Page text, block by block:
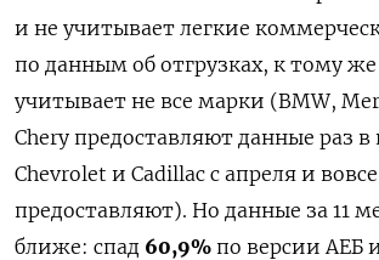
и не учитывает легкие
по данным об отгрузках, к тому
учитывает не все марки (BMW,
Chery предоставляют данные раз в
Chevrolet и Cadillac с апреля и
предоставляют). Но данные за 11
ближе: спад 60,9% по версии АЕБ